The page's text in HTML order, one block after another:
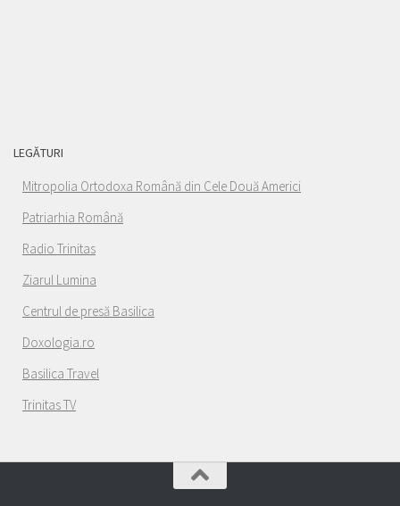
LEGĂTURI
Mitropolia Ortodoxa Română din Cele Două Americi
Patriarhia Română
Radio Trinitas
Ziarul Lumina
Centrul de presă Basilica
Doxologia.ro
Basilica Travel
Trinitas TV